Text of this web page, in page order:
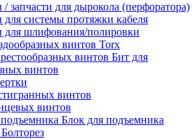
/ запчасти для дырокола (перфоратора)
для системы протяжки кабеля
для шлифования/полировки
винтов Torx
Бит для
винтов
винтов
винтов
Блок для подъемника
Болторез